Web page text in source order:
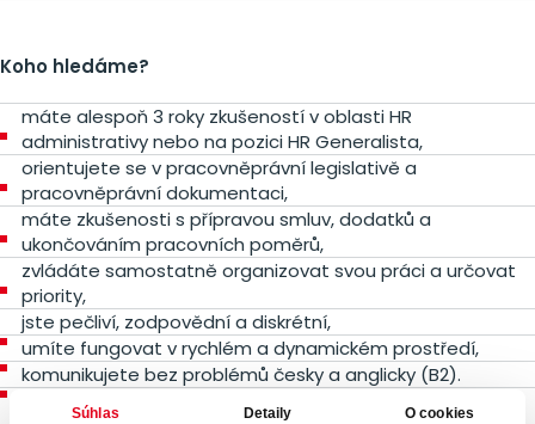
Súhlas Detaily O cookies
Koho hledáme?
máte alespoň 3 roky zkušeností v oblasti HR
administrativy nebo na pozici HR Generalista,
orientujete se v pracovněprávní legislativě a
pracovněprávní dokumentaci,
máte zkušenosti s přípravou smluv, dodatků a
ukončováním pracovních poměrů,
zvládáte samostatně organizovat svou práci a určovat
priority,
jste pečliví, zodpovědní a diskrétní,
umíte fungovat v rychlém a dynamickém prostředí,
komunikujete bez problémů česky a anglicky (B2).